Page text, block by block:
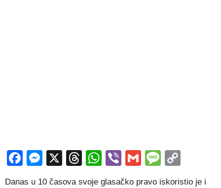
Facebook
Messenger
X Threads
WhatsApp
ViberGmail
Danas u 10 časova svoje glasačko pravo iskoristio je i